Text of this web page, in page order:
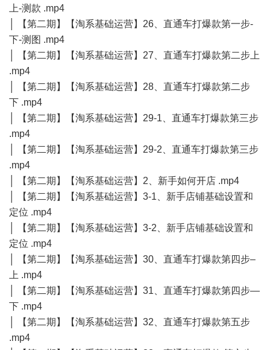
上-测款 .mp4
│ 【第二期】【淘系基础运营】26、直通车打爆款第一步-
下-测图 .mp4
│ 【第二期】【淘系基础运营】27、直通车打爆款第二步上
.mp4
│ 【第二期】【淘系基础运营】28、直通车打爆款第二步
下 .mp4
│ 【第二期】【淘系基础运营】29-1、直通车打爆款第三步
.mp4
│ 【第二期】【淘系基础运营】29-2、直通车打爆款第三步
.mp4
│ 【第二期】【淘系基础运营】2、新手如何开店 .mp4
│ 【第二期】【淘系基础运营】3-1、新手店铺基础设置和
定位 .mp4
│ 【第二期】【淘系基础运营】3-2、新手店铺基础设置和
定位 .mp4
│ 【第二期】【淘系基础运营】30、直通车打爆款第四步–
上 .mp4
│ 【第二期】【淘系基础运营】31、直通车打爆款第四步—
下 .mp4
│ 【第二期】【淘系基础运营】32、直通车打爆款第五步
.mp4